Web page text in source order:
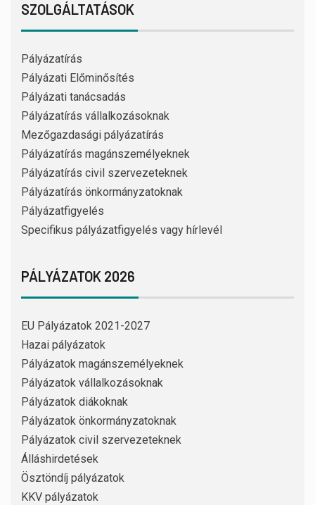
SZOLGÁLTATÁSOK
Pályázatírás
Pályázati Előminősítés
Pályázati tanácsadás
Pályázatírás vállalkozásoknak
Mezőgazdasági pályázatírás
Pályázatírás magánszemélyeknek
Pályázatírás civil szervezeteknek
Pályázatírás önkormányzatoknak
Pályázatfigyelés
Specifikus pályázatfigyelés vagy hírlevél
PÁLYÁZATOK 2026
EU Pályázatok 2021-2027
Hazai pályázatok
Pályázatok magánszemélyeknek
Pályázatok vállalkozásoknak
Pályázatok diákoknak
Pályázatok önkormányzatoknak
Pályázatok civil szervezeteknek
Álláshirdetések
Ösztöndíj pályázatok
KKV pályázatok